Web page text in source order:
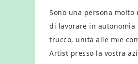
Sono una persona
di lavorare in autonomia
trucco, unita alle mie
Artist presso la vostra